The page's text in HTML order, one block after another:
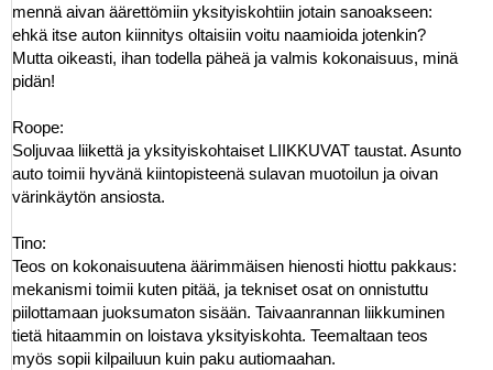
mennä aivan äärettömiin yksityiskohtiin jotain sanoakseen:
ehkä itse auton kiinnitys oltaisiin voitu naamioida jotenkin?
Mutta oikeasti, ihan todella päheä ja valmis kokonaisuus, minä
pidän!
Roope:
Soljuvaa liikettä ja yksityiskohtaiset LIIKKUVAT taustat. Asunto
auto toimii hyvänä kiintopisteenä sulavan muotoilun ja oivan
värinkäytön ansiosta.
Tino:
Teos on kokonaisuutena äärimmäisen hienosti hiottu pakkaus:
mekanismi toimii kuten pitää, ja tekniset osat on onnistuttu
piilottamaan juoksumaton sisään. Taivaanrannan liikkuminen
tietä hitaammin on loistava yksityiskohta. Teemaltaan teos
myös sopii kilpailuun kuin paku autiomaahan.